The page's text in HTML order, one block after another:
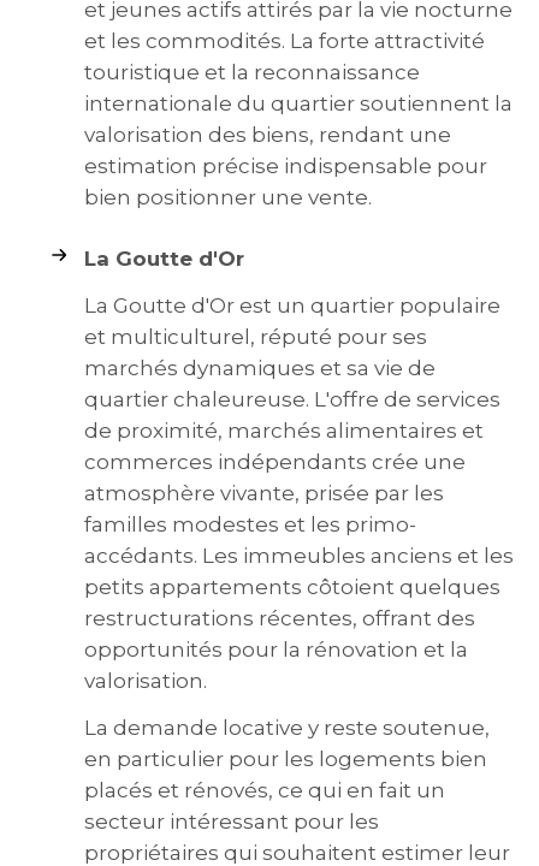
et jeunes actifs attirés par la vie nocturne
et les commodités. La forte attractivité
touristique et la reconnaissance
internationale du quartier soutiennent la
valorisation des biens, rendant une
estimation précise indispensable pour
bien positionner une vente.
La Goutte d'Or
La Goutte d'Or est un quartier populaire
et multiculturel, réputé pour ses
marchés dynamiques et sa vie de
quartier chaleureuse. L'offre de services
de proximité, marchés alimentaires et
commerces indépendants crée une
atmosphère vivante, prisée par les
familles modestes et les primo-
accédants. Les immeubles anciens et les
petits appartements côtoient quelques
restructurations récentes, offrant des
opportunités pour la rénovation et la
valorisation.
La demande locative y reste soutenue,
en particulier pour les logements bien
placés et rénovés, ce qui en fait un
secteur intéressant pour les
propriétaires qui souhaitent estimer leur